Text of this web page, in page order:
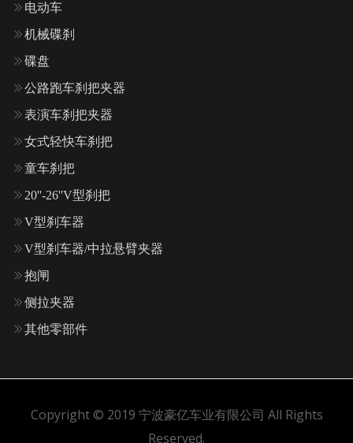
电动车
机械碟刹
碟盘
公路跑车刹把夹器
表演车刹把夹器
女式轻快车刹把
童车刹把
20''-26''V型刹把
V型刹车器
V型刹车器/中拉悬臂夹器
抱闸
侧拉夹器
其他零部件
Copyright © 2019 宁波豪亿车业有限公司 All Rights
Reserved.